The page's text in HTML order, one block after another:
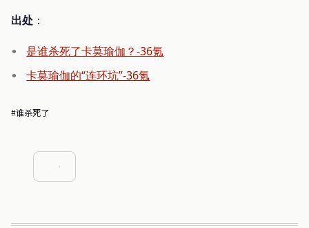
出处 ：
是谁杀死了卡莫瑜伽？-36氪
卡莫瑜伽的“连环坑”-36氪
#谁杀死了